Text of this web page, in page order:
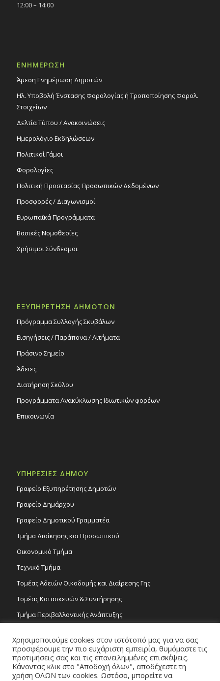
12:00 – 14:00
ΕΝΗΜΕΡΩΣΗ
Άμεση Ενημέρωση Δημοτών
Ηλ. Υποβολή Ένστασης Φορολογίας ή Τροποποίησης Φορολ.
Στοιχείων
Δελτία Τύπου / Ανακοινώσεις
Ημερολόγιο Εκδηλώσεων
Πολιτικοί Γάμοι
Φορολογίες
Πολιτική Προστασίας Προσωπικών Δεδομένων
Προσφορές / Διαγωνισμοί
Ευρωπαϊκά Προγράμματα
Βασικές Νομοθεσίες
Χρήσιμοι Σύνδεσμοι
ΕΞΥΠΗΡΕΤΗΣΗ ΔΗΜΟΤΩΝ
Πρόγραμμα Συλλογής Σκυβάλων
Εισηγήσεις / Παράπονα / Αιτήματα
Πράσινο Σημείο
Άδειες
Διατήρηση Σκύλου
Προγράμματα Ανακύκλωσης Ιδιωτικών φορέων
Επικοινωνία
ΥΠΗΡΕΣΙΕΣ ΔΗΜΟΥ
Γραφείο Εξυπηρέτησης Δημοτών
Γραφείο Δημάρχου
Γραφείο Δημοτικού Γραμματέα
Τμήμα Διοίκησης και Προσωπικού
Οικονομικό Τμήμα
Τεχνικό Τμήμα
Τομέας Αδειών Οικοδομής και Διαίρεσης Γης
Τομέας Κατασκευών & Συντήρησης
Τμήμα Περιβαλλοντικής Ανάπτυξης
Τομέας Γραμμάτων και Τεχνών
Τροχονομία
Χρησιμοποιούμε cookies στον ιστότοπό μας για να σας
προσφέρουμε την πιο ευχάριστη εμπειρία, θυμόμαστε τις
προτιμήσεις σας και τις επανειλημμένες επισκέψεις.
Κάνοντας κλικ στο "Αποδοχή όλων", αποδέχεστε τη
χρήση ΟΛΩΝ των cookies. Ωστόσο, μπορείτε να